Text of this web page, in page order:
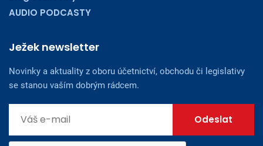
AUDIO PODCASTY
Ježek newsletter
Novinky a aktuality z oboru účetnictví, obchodu či legislativy
se stanou vaším dobrým rádcem.